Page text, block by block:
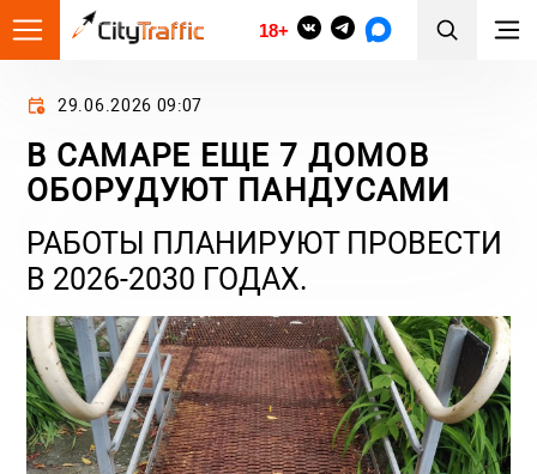
18+
29.06.2026 09:07
В САМАРЕ ЕЩЕ 7 ДОМОВ
ОБОРУДУЮТ ПАНДУСАМИ
РАБОТЫ ПЛАНИРУЮТ ПРОВЕСТИ
В 2026-2030 ГОДАХ.